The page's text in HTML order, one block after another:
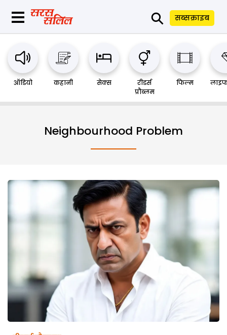
⚲ सब्सक्राइब
ऑडियो कहानी सेक्स
रीडर्स
प्रौब्लम
फिल्म
Neighbourhood Problem